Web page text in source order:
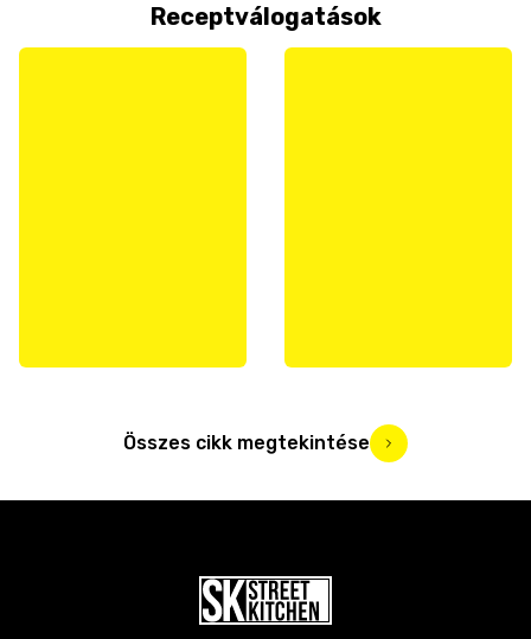
Receptválogatások
Összes cikk megtekintése